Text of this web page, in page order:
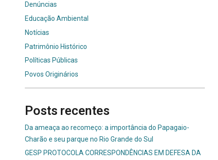
Denúncias
Educação Ambiental
Notícias
Patrimônio Histórico
Políticas Públicas
Povos Originários
Posts recentes
Da ameaça ao recomeço: a importância do Papagaio-
Charão e seu parque no Rio Grande do Sul
GESP PROTOCOLA CORRESPONDÊNCIAS EM DEFESA DA